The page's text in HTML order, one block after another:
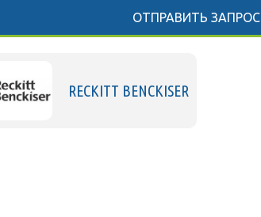
ОТПРАВИТЬ ЗАПРОС
RECKITT BENCKISER